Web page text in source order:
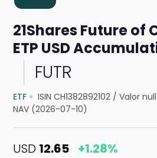
21Shares Future of
ETP USD
FUTR
ETF ISIN CH1382892102 /Valor null
NAV (2026-07-10)
USD 12.65 +1.28%